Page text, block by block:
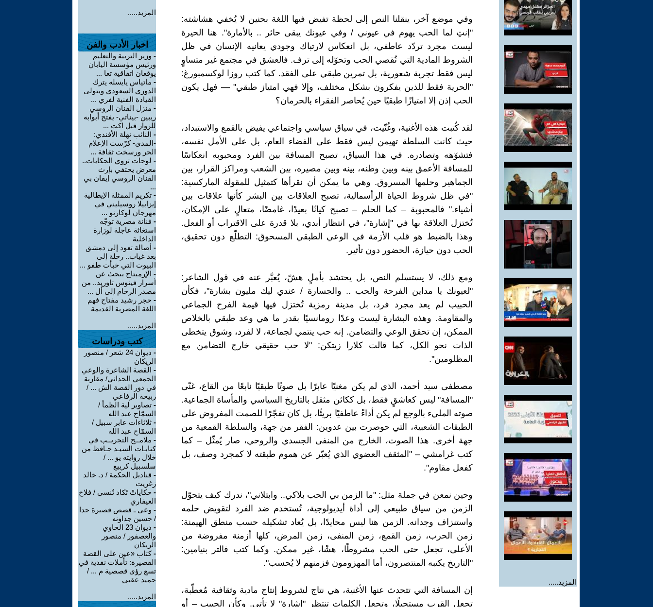
المزيد.....
وفي موضع آخر، ينقلنا النص إلى لحظة تفيض فيها اللغة بحنين لا يُخفي هشاشته:
"إنتِ لما الحب يهوم في عيوني / وفي عيونك يبقى حائر .. بالأمارة". هنا الحيرة
ليست مجرد تردّد عاطفي، بل انعكاس لارتباك وجودي يعانيه الإنسان في ظل
الشروط المادية التي تُقصي الحب وتحوّله إلى ترف. فالعشق في مجتمع غير متساوٍ
ليس فقط تجربة شعورية، بل تمرين طبقي على الفقد. كما كتب روزا لوكسمبورغ:
"الحرية فقط للذين يفكرون بشكل مختلف، وإلا فهي امتياز طبقي" — فهل يكون
الحب إذن إلا امتيازًا طبقيًا حين يُحاصر الفقراء بالحرمان؟
لقد كُتبت هذه الأغنية، وغُنّيت، في سياق سياسي واجتماعي يفيض بالقمع والاستبداد،
حيث كانت السلطة تهيمن ليس فقط على الفضاء العام، بل على الأمل نفسه،
فتشوّهه وتصادره. في هذا السياق، تصبح المسافة بين الفرد ومحبوبه انعكاسًا
للمسافة الأعمق بينه وبين وطنه، بينه وبين مصيره، بين الشعب ومراكز القرار، بين
الجماهير وحلمها المسروق. وهي ما يمكن أن نقرأها كتمثيل للمقولة الماركسية:
"في ظل شروط الحياة الرأسمالية، تصبح العلاقات بين البشر كأنها علاقات بين
أشياء." فالمحبوبة – كما الحلم – تصبح كيانًا بعيدًا، غامضًا، متعالٍ على الإمكان،
تُختزل العلاقة بها في "إشارة"، في انتظار أبدي، بلا قدرة على الاقتراب أو الفعل.
وهذا بالضبط هو قلب الأزمة في الوعي الطبقي المسحوق: التطلّع دون تحقيق،
الحب دون حيازة، الحضور دون تأثير.
ومع ذلك، لا يستسلم النص، بل يحتشد بأملٍ هشّ، يُعبَّر عنه في قول الشاعر:
"لعيونك يا مداين الفرحة والحب .. والجسارة / عندي ليك مليون بشارة"، فكأن
الحبيب لم يعد مجرد فرد، بل مدينة رمزية تُختزل فيها قيمة الفرح الجماعي
والمقاومة. وهذه البشارة ليست وعدًا رومانسيًا بقدر ما هي وعد طبقي بالخلاص
الممكن، إن تحقق الوعي والتضامن. إنه حب ينتمي لجماعة، لا لفرد، وشوق يتخطى
الذات نحو الكل، كما قالت كلارا زيتكن: "لا حب حقيقي خارج التضامن مع
المظلومين".
مصطفى سيد أحمد، الذي لم يكن مغنيًا عابرًا بل صوتًا طبقيًا نابعًا من القاع، غنّى
"المسافة" ليس كعاشقٍ فقط، بل ككائن مثقل بالتاريخ السياسي والمأساة الجماعية.
صوته المليء بالوجع لم يكن أداءً عاطفيًا بريئًا، بل كان تفجّرًا للصمت المفروض على
الطبقات الشعبية، التي حوصرت بين عدوين: الفقر من جهة، والسلطة القمعية من
جهة أخرى. هذا الصوت، الخارج من المنفى الجسدي والروحي، صار يُمثّل – كما
كتب غرامشي – "المثقف العضوي الذي يُعبّر عن هموم طبقته لا كمجرد وصف، بل
كفعل مقاوم".
وحين نمعن في جملة مثل: "ما الزمن بي الحب بلاكي.. وابتلاني"، ندرك كيف يتحوّل
الزمن من سياق طبيعي إلى أداة أيديولوجية، تُستخدم ضد الفرد لتقويض حلمه
واستنزاف وجدانه. الزمن هنا ليس محايدًا، بل يُعاد تشكيله حسب منطق الهيمنة:
زمن الحرب، زمن القمع، زمن المنفى، زمن المرض، كلها أزمنة مفروضة من
الأعلى، تجعل حتى الحب مشروطًا، هشًا، غير ممكن. وكما كتب فالتر بنيامين:
"التاريخ يكتبه المنتصرون، أما المهزومون فزمنهم لا يُحسب".
إن المسافة التي تتحدث عنها الأغنية، هي نتاج لشروط إنتاج مادية وثقافية مُعطّبة،
تجعل القرب مستحيلًا، وتجعل الكلمات تنتظر "إشارة" لا تأتي. وكأن الحبيب – أو
المزيد.....
اخبار الأدب والفن
- وزير التربية والتعليم
ورئيس مؤسسة اليابان
يوقعان اتفاقية تعا ...
- ماتياس يايسله يترك
الدوري السعودي ويتولى
القيادة الفنية لفري ...
- منزل الفنان الروسي
ريبين -بيناتي- يفتح أبوابه
للزوار قبل اكت ...
- النائب نهلة الأفندي:
-المدى- كرّست الإعلام
الحر ورسخت ثقافة ...
- لوحات تروي الحكايات..
معرض يحتفي بإرث
الفنان الروسي إيفان بي
...
- تكريم الممثلة الإيطالية
إيزابيلا روسيليني في
مهرجان لوكارنو ...
- فنانة مصرية توجّه
استغاثة عاجلة لوزارة
الداخلية
- أصالة تعود إلى دمشق
بعد غياب.. رحلة إلى
البيوت التي خبأت طفو ...
- الإرميتاج يبحث عن
أسرار فينوس تاوريد.. من
مصدر الرخام إلى أل ...
- حجر رشيد مفتاح فهم
اللغة المصرية القديمة
المزيد.....
كتب ودراسات
-
ديوان 24 شعر / منصور
الريكان
- القصة الشاعرة والوعي
الجمعي الحداثي/ مقاربة
في دور القصة الش ... /
ربيحة الرفاعي
- تصاوير لية الظمأ /
السمّاح عبد الله
- ثلاثاءات عابر سبيل /
السمّاح عبد الله
- ملامــح التجريــب في
كتابـات السيـد حـافظ من
خلال روايته يو ... /
سلسبيل كريبع
- قناديل الحكمة / د. خالد
زغريت
- حكاياتْ تَكاد تُنسى / فلاح
العيفاري
- وعي ـ قصص قصيرة جدا
/ حسين جداونه
-
ديوان 23 الحاوي
والعصفور / منصور
الريكان
-كتاب «عين على القصة
القصيرة: تأملات نقدية في
تسع رؤى قصصية م ... /
حميد عقبي
المزيد.....